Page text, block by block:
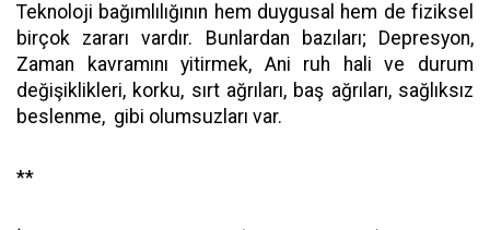
Teknoloji bağımlılığının hem duygusal hem de fiziksel
birçok zararı vardır. Bunlardan bazıları; Depresyon,
Zaman kavramını yitirmek, Ani ruh hali ve durum
değişiklikleri, korku, sırt ağrıları, baş ağrıları, sağlıksız
beslenme, gibi olumsuzları var.
**